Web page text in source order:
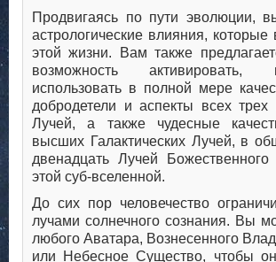
Продвигаясь по пути эволюции,
астрологические влияния,
этой жизни. Вам также
возможность
использовать в полной мере
добродетели и аспекты всех
Лучей, а также чудесные
высших Галактических Лучей, в
двенадцать Лучей
этой суб-вселенной.
До сих пор человечество
лучами солнечного сознания. Вы
любого Аватара, Вознесенного
или Небесное Существо, чтобы